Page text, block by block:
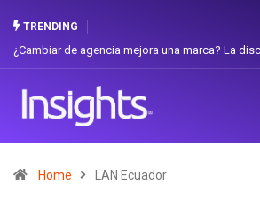
TRENDING
¿Cambiar de agencia mejora una marca? La
Home LAN Ecuador